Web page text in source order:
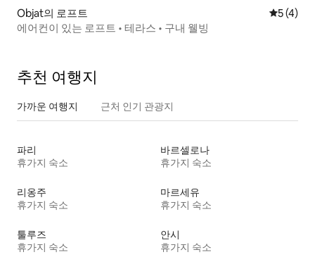
Objat의 로프트 평점 5점
5 (4)
에어컨이 있는 로프트 • 테라스 • 구내 웰빙
추천 여행지
가까운 여행지 근처 인기 관광지
파리
휴가지 숙소
바르셀로나
휴가지 숙소
리옹주
휴가지 숙소
마르세유
휴가지 숙소
툴루즈
휴가지 숙소
안시
휴가지 숙소